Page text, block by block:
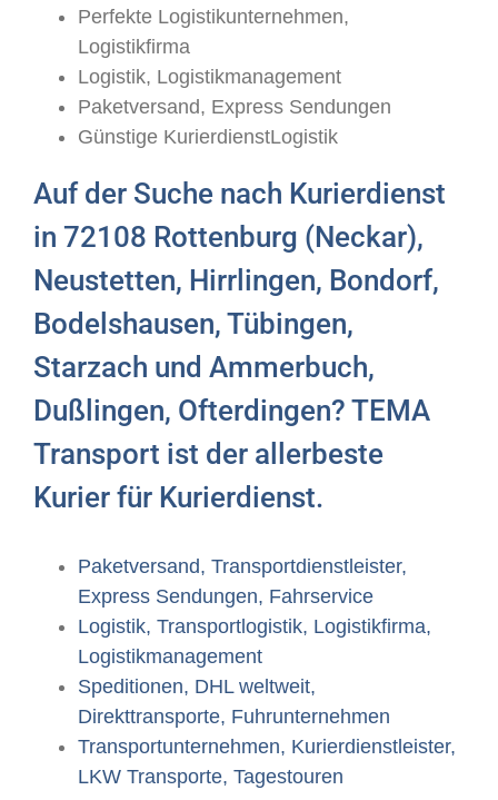
Perfekte Logistikunternehmen,
Logistikfirma
Logistik, Logistikmanagement
Paketversand, Express Sendungen
Günstige KurierdienstLogistik
Auf der Suche nach Kurierdienst
in 72108 Rottenburg (Neckar),
Neustetten, Hirrlingen, Bondorf,
Bodelshausen, Tübingen,
Starzach und Ammerbuch,
Dußlingen, Ofterdingen? TEMA
Transport ist der allerbeste
Kurier für Kurierdienst.
Paketversand, Transportdienstleister,
Express Sendungen, Fahrservice
Logistik, Transportlogistik, Logistikfirma,
Logistikmanagement
Speditionen, DHL weltweit,
Direkttransporte, Fuhrunternehmen
Transportunternehmen, Kurierdienstleister,
LKW Transporte, Tagestouren